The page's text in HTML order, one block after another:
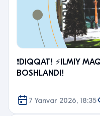
❗️DIQQAT! ⚡️ILMIY
BOSHLANDI!
7 Yanvar 2026, 18:35